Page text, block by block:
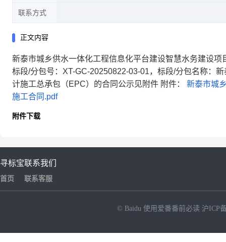
联系方式
正文内容
新泰市城乡供水一体化工程信息化平台建设智慧水务建设
标段/分包号：XT-GC-20250822-03-01，标段/分包名称：
计施工总承包（EPC）的合同公示见附件 附件： 新泰市城
施工合同.pdf
附件下载
寻标宝
首页
联系我们
联系客服
© Baidu 使用爱番番前必读 沪ICP